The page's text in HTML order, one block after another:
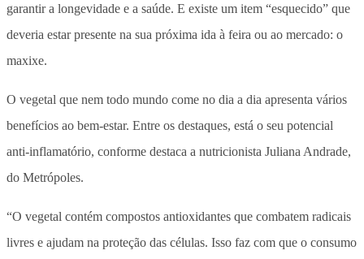
garantir a longevidade e a saúde. E existe um item “esquecido” que
deveria estar presente na sua próxima ida à feira ou ao mercado: o
maxixe.
O vegetal que nem todo mundo come no dia a dia apresenta vários
benefícios ao bem-estar. Entre os destaques, está o seu potencial
anti-inflamatório, conforme destaca a nutricionista Juliana Andrade,
do Metrópoles.
“O vegetal contém compostos antioxidantes que combatem radicais
livres e ajudam na proteção das células. Isso faz com que o consumo